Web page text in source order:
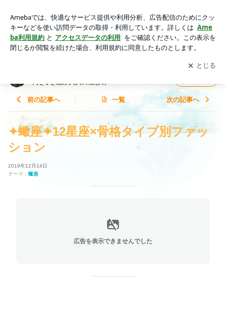
よみがえる。～前向きより｢私向き｣を選ぶ大人の星よみ～
アプリをダウンロードして ブログの更新通知
を受け取りまし
ょう。
開く
向き｣を選ぶ大人の星よみ～
前の記事へ 一覧 次の記事へ
✦蠍座✦12星座×骨格タイプ別ファッ
ション
2019年12月14日
テーマ： 蠍座
広告を表示できませんでした